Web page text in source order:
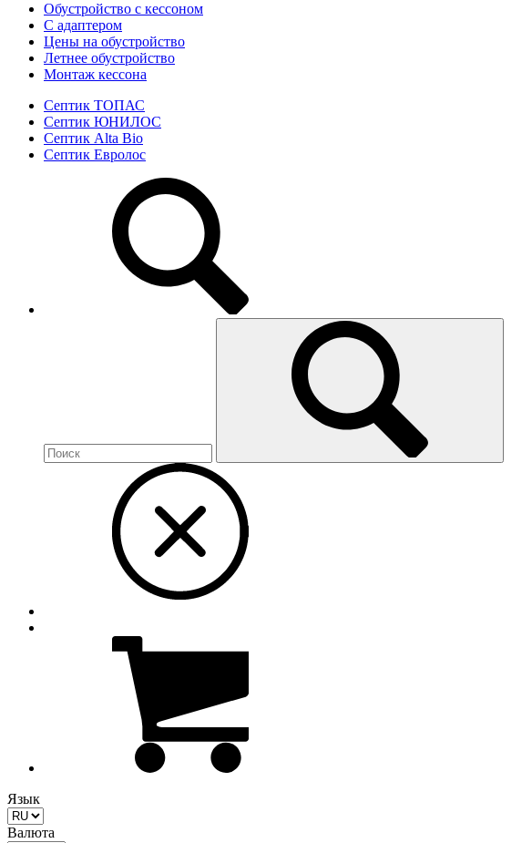
Обустройство с кессоном
С адаптером
Цены на обустройство
Летнее обустройство
Монтаж кессона
Септик ТОПАС
Септик ЮНИЛОС
Септик Alta Bio
Септик Евролос
Язык
Валюта